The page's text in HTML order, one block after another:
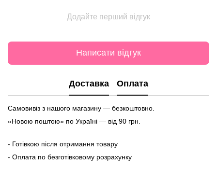
Додайте перший відгук
Написати відгук
Доставка Оплата
Самовивіз з нашого магазину — безкоштовно.
«Новою поштою» по Україні — від 90 грн.
- Готівкою після отримання товару
- Оплата по безготівковому розрахунку